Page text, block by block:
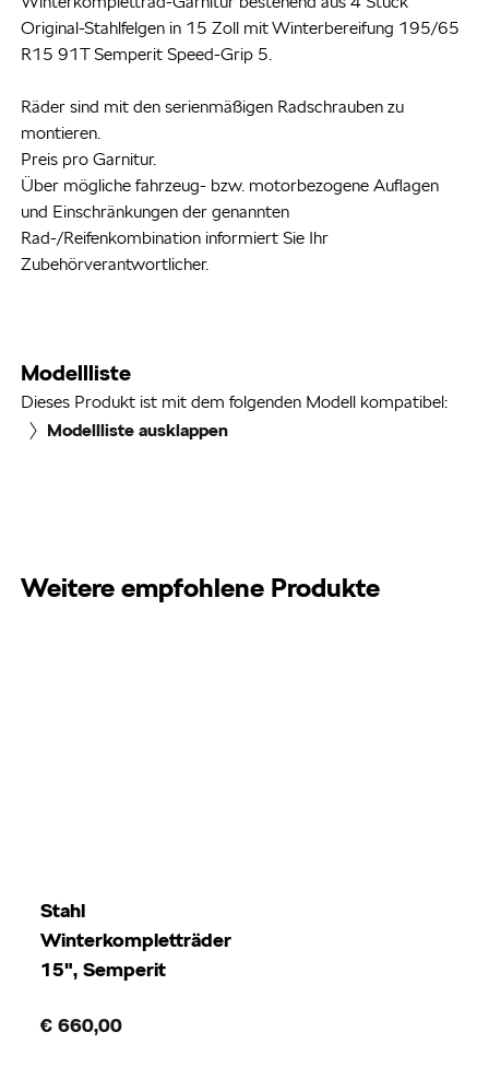
Original-Stahlfelgen in 15 Zoll mit Winterbereifung 195/65
R15 91T Semperit Speed-Grip 5.
Räder sind mit den serienmäßigen Radschrauben zu
montieren.
Preis pro Garnitur.
Über mögliche fahrzeug- bzw. motorbezogene Auflagen
und Einschränkungen der genannten
Rad-/Reifenkombination informiert Sie Ihr
Zubehörverantwortlicher.
Modellliste
Dieses Produkt ist mit dem folgenden Modell kompatibel:
Modellliste ausklappen
Weitere empfohlene Produkte
Stahl
Winterkompletträder
15", Semperit
€ 660,00